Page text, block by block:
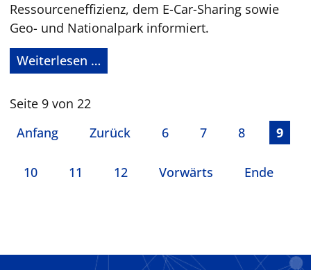
Ressourceneffizienz, dem E-Car-Sharing sowie
Geo- und Nationalpark informiert.
Weiterlesen …
I
E
Seite 9 von 22
Anfang
Zurück 6 7 8 9
10 11 12 Vorwärts Ende